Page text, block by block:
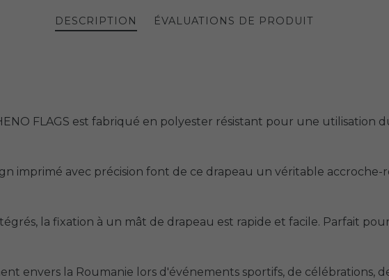
DESCRIPTION ÉVALUATIONS DE PRODUIT
FLAGS est fabriqué en polyester résistant pour une utilisation
imprimé avec précision font de ce drapeau un véritable
la fixation à un mât de drapeau est rapide et facile. Parfait
envers la Roumanie lors d'événements sportifs, de célébrations,